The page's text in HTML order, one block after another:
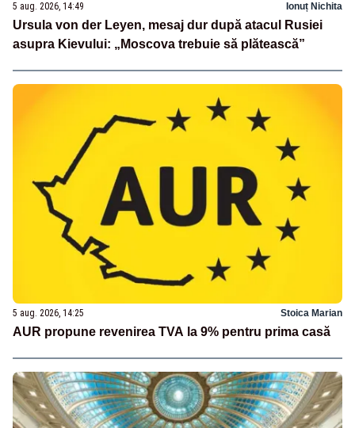
5 aug. 2026, 14:49 Ionuț Nichita
Ursula von der Leyen, mesaj dur după atacul Rusiei
asupra Kievului: „Moscova trebuie să plătească”
5 aug. 2026, 14:25 Stoica Marian
AUR propune revenirea TVA la 9% pentru prima casă